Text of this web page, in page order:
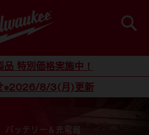
検索
特別価格実施中！
※2026/8/3(月)更新
バッテリー＆充電器